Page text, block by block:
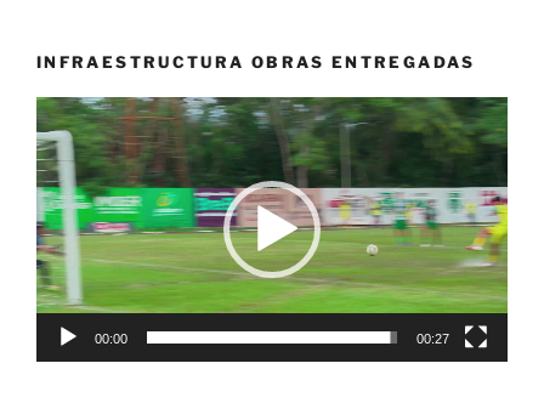
INFRAESTRUCTURA OBRAS ENTREGADAS
Reproductor
de
vídeo
00:00 00:27